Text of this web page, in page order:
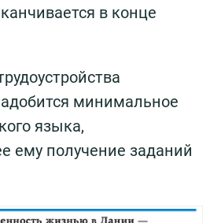
в конце
минимальное
языка,
ему получение заданий